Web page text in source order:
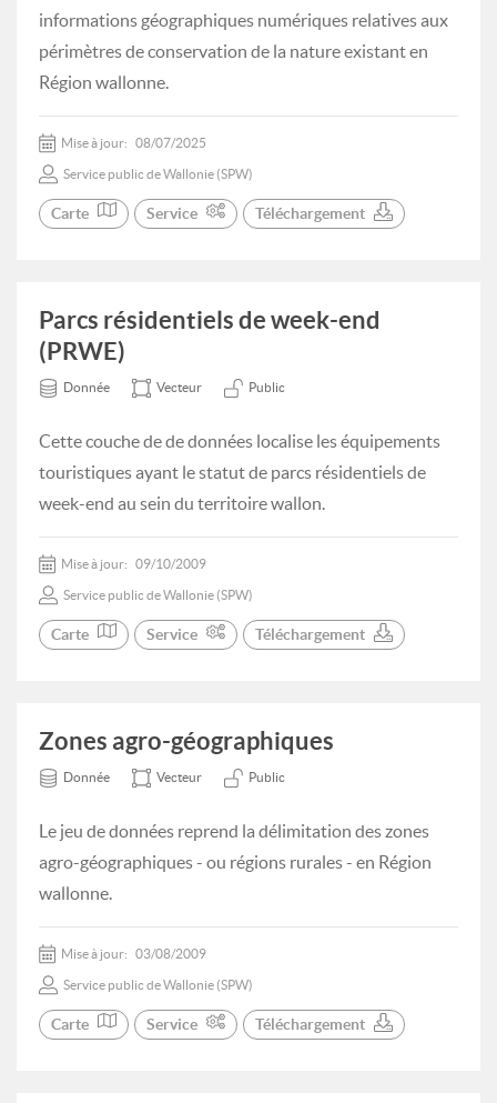
informations géographiques numériques relatives aux
périmètres de conservation de la nature existant en
Région wallonne.
Mise à jour: 08/07/2025
Service public de Wallonie (SPW)
Carte Service Téléchargement
Parcs résidentiels de week-end
(PRWE)
Donnée Vecteur Public
Cette couche de de données localise les équipements
touristiques ayant le statut de parcs résidentiels de
week-end au sein du territoire wallon.
Mise à jour: 09/10/2009
Service public de Wallonie (SPW)
Carte Service Téléchargement
Zones agro-géographiques
Donnée Vecteur Public
Le jeu de données reprend la délimitation des zones
agro-géographiques - ou régions rurales - en Région
wallonne.
Mise à jour: 03/08/2009
Service public de Wallonie (SPW)
Carte Service Téléchargement